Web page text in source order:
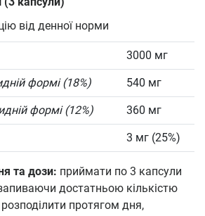
від денної норми
3000 мг
формі (18%) 540 мг
формі (12%) 360 мг
3 мг (25%)
та дози: приймати по 3 капсули
достатньою кількістю
протягом дня,